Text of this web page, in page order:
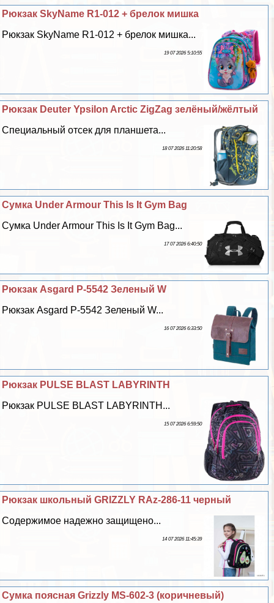
Рюкзак SkyName R1-012 + брелок мишка
Рюкзак SkyName R1-012 + брелок мишка...
19 07 2026 5:10:55
Рюкзак Deuter Ypsilon Arctic ZigZag зелёный/жёлтый
Специальный отсек для планшета...
18 07 2026 11:20:58
Сумка Under Armour This Is It Gym Bag
Сумка Under Armour This Is It Gym Bag...
17 07 2026 6:40:50
Рюкзак Asgard Р-5542 Зеленый W
Рюкзак Asgard Р-5542 Зеленый W...
16 07 2026 6:33:50
Рюкзак PULSE BLAST LABYRINTH
Рюкзак PULSE BLAST LABYRINTH...
15 07 2026 6:59:50
Рюкзак школьный GRIZZLY RAz-286-11 черный
Содержимое надежно защищено...
14 07 2026 11:45:39
Сумка поясная Grizzly MS-602-3 (коричневый)